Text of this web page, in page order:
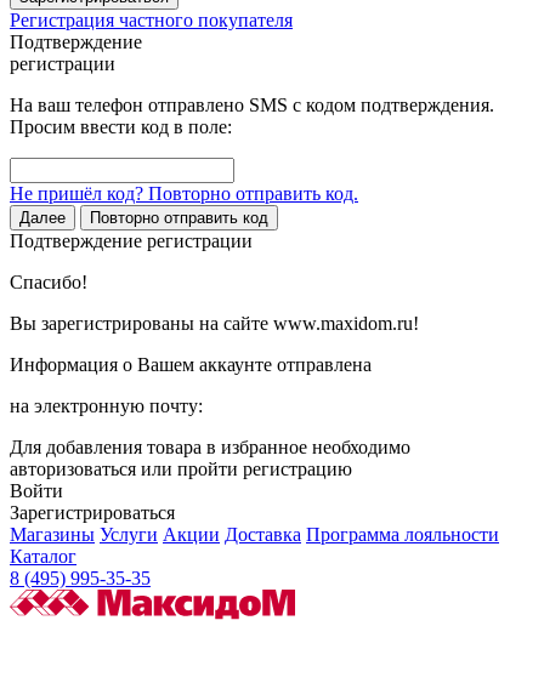
Регистрация частного покупателя
Подтверждение
регистрации
На ваш телефон отправлено SMS с кодом подтверждения.
Просим ввести код в поле:
Не пришёл код? Повторно отправить код.
Далее Повторно отправить код
Подтверждение регистрации
Спасибо!
Вы зарегистрированы на сайте www.maxidom.ru!
Информация о Вашем аккаунте отправлена
на электронную почту:
Для добавления товара в избранное необходимо
авторизоваться или пройти регистрацию
Войти
Зарегистрироваться
Магазины Услуги Акции Доставка Программа лояльности
Каталог
8 (495) 995-35-35